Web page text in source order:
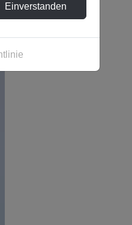
Z
Einverstanden